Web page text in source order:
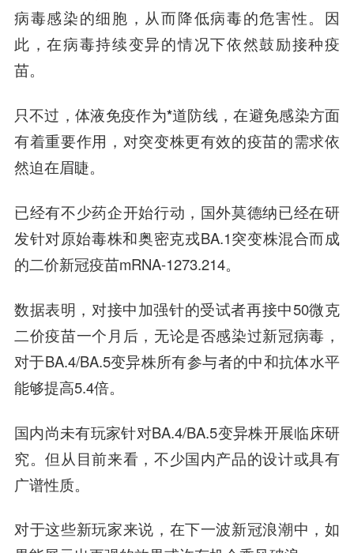
病毒感染的细胞，从而降低病毒的危害性。因
此，在病毒持续变异的情况下依然鼓励接种疫
苗。
只不过，体液免疫作为*道防线，在避免感染方面
有着重要作用，对突变株更有效的疫苗的需求依
然迫在眉睫。
已经有不少药企开始行动，国外莫德纳已经在研
发针对原始毒株和奥密克戎BA.1突变株混合而成
的二价新冠疫苗mRNA-1273.214。
数据表明，对接中加强针的受试者再接中50微克
二价疫苗一个月后，无论是否感染过新冠病毒，
对于BA.4/BA.5变异株所有参与者的中和抗体水平
能够提高5.4倍。
国内尚未有玩家针对BA.4/BA.5变异株开展临床研
究。但从目前来看，不少国内产品的设计或具有
广谱性质。
对于这些新玩家来说，在下一波新冠浪潮中，如